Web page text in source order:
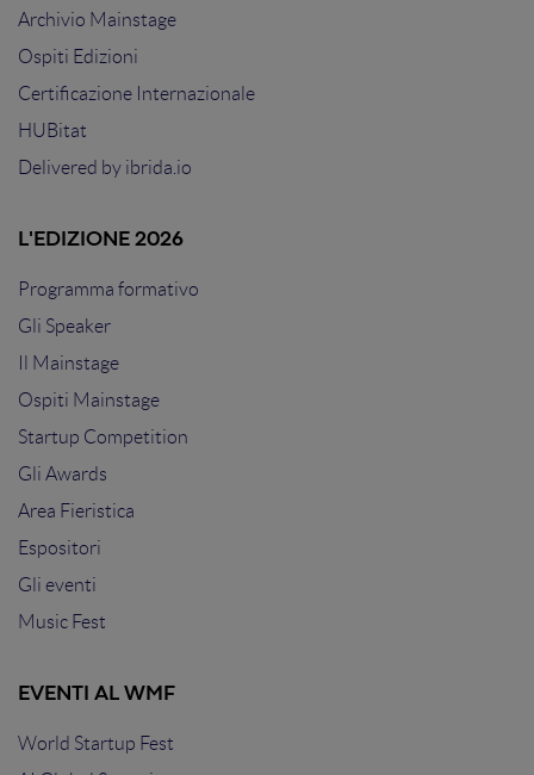
Archivio Mainstage
Ospiti Edizioni
Certificazione Internazionale
HUBitat
Delivered by ibrida.io
L'EDIZIONE 2026
Programma formativo
Gli Speaker
Il Mainstage
Ospiti Mainstage
Startup Competition
Gli Awards
Area Fieristica
Espositori
Gli eventi
Music Fest
EVENTI AL WMF
World Startup Fest